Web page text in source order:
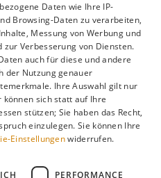
ReisezeitAntarktis
Teile sie auf Pinterest!
merken
Daten wie Ihre IP-
Browsing-Daten zu verarbeiten,
Messung von Werbung und
Verbesserung von Diensten.
auch für diese und andere
der Nutzung genauer
Ihre Auswahl gilt nur
sich statt auf Ihre
stützen; Sie haben das Recht,
einzulegen. Sie können Ihre
Einstellungenwiderrufen.
PERFORMANCE